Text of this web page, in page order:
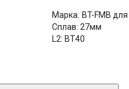
Марка: BT-FMB
Сплав: 27мм
L2: BT40